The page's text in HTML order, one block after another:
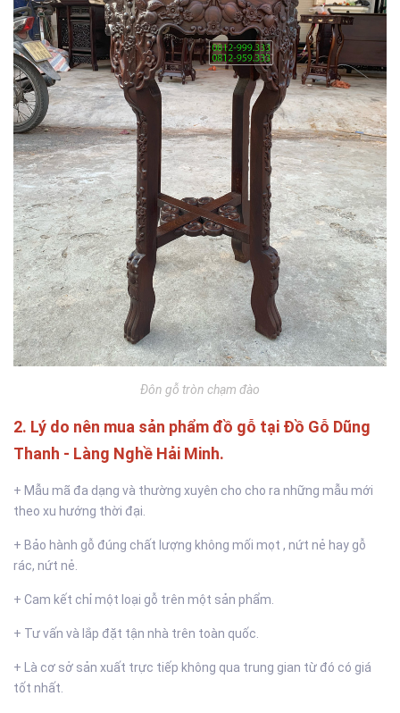
Đôn gỗ tròn chạm đào
2. Lý do nên mua sản phẩm đồ gỗ tại Đồ Gỗ Dũng
Thanh - Làng Nghề Hải Minh.
+ Mẫu mã đa dạng và thường xuyên cho cho ra những mẫu mới
theo xu hướng thời đại.
+ Bảo hành gỗ đúng chất lượng không mối mọt , nứt nẻ hay gỗ
rác, nứt nẻ.
+ Cam kết chỉ một loại gỗ trên một sản phẩm.
+ Tư vấn và lắp đặt tận nhà trên toàn quốc.
+ Là cơ sở sản xuất trực tiếp không qua trung gian từ đó có giá
tốt nhất.